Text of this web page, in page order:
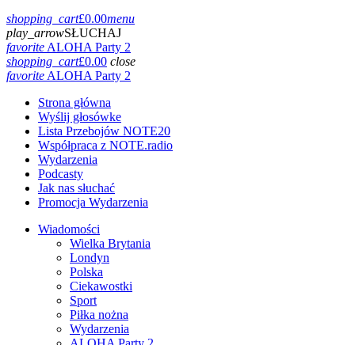
shopping_cart£0.00menu
play_arrowSŁUCHAJ
favoriteALOHA Party 2
shopping_cart£0.00 close
favoriteALOHA Party 2
Strona główna
Wyślij głosówke
Lista Przebojów NOTE20
Współpraca z NOTE.radio
Wydarzenia
Podcasty
Jak nas słuchać
Promocja Wydarzenia
Wiadomości
Wielka Brytania
Londyn
Polska
Ciekawostki
Sport
Piłka nożna
Wydarzenia